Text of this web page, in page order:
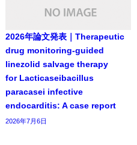
2026年論文発表｜Therapeutic
drug monitoring-guided
linezolid salvage therapy
for Lacticaseibacillus
paracasei infective
endocarditis: A case report
2026年7月6日